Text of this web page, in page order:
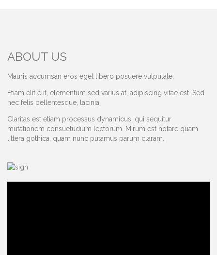
ABOUT US
Mauris accumsan eros eget libero posuere vulputate.
Etiam elit elit, elementum sed varius at, adipiscing vitae est. Sed
nec felis pellentesque, lacinia.
Claritas est etiam processus dynamicus, qui sequitur
mutationem consuetudium lectorum. Mirum est notare quam
littera gothica, quam nunc putamus parum claram.